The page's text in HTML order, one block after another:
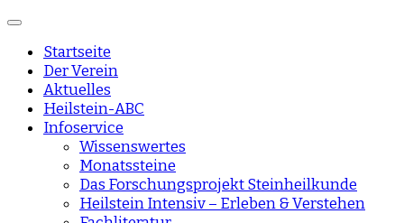
Startseite
Der Verein
Aktuelles
Heilstein-ABC
Infoservice
Wissenswertes
Monatssteine
Das Forschungsprojekt Steinheilkunde
Heilstein Intensiv – Erleben & Verstehen